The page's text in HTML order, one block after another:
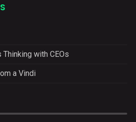
with CEOs
a Vindi